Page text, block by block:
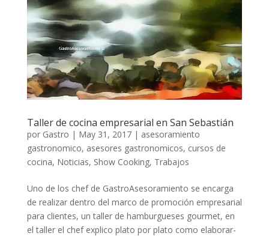
Taller de cocina empresarial en San Sebastián
por Gastro | May 31, 2017| asesoramiento
gastronomico, asesores gastronomicos, cursos de
cocina, Noticias, Show Cooking, Trabajos
Uno de los chef de GastroAsesoramiento se encarga
de realizar dentro del marco de promoción empresarial
para clientes, un taller de hamburgueses gourmet, en
el taller el chef explico plato por plato como elaborar-